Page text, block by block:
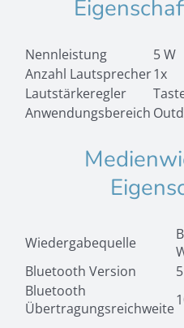
Nennleistung
5 W
Anzahl Lautsprecher1x
Lautstärkeregler
Anwendungsbereich
Wiedergabequelle
Bluetooth Version
Bluetooth
Übertragungsreichweite